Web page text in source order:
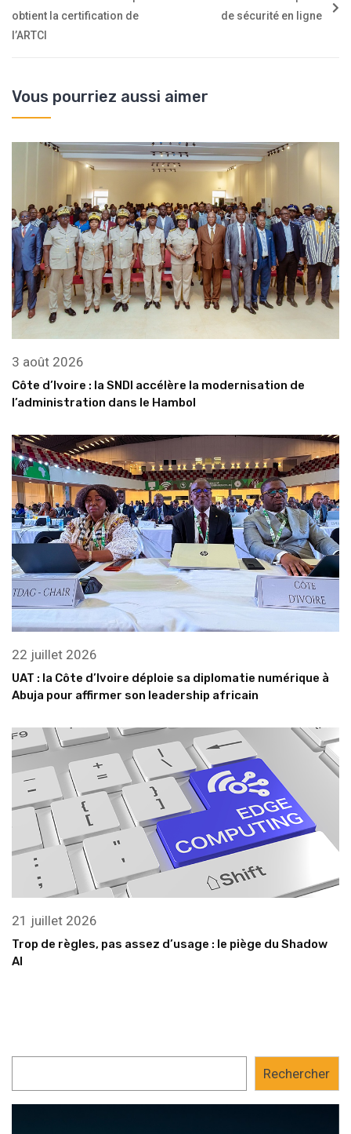
obtient la certification de
l’ARTCI
de sécurité en ligne
Vous pourriez aussi aimer
3 août 2026
Côte d’Ivoire : la SNDI accélère la modernisation de
l’administration dans le Hambol
22 juillet 2026
UAT : la Côte d’Ivoire déploie sa diplomatie numérique à
Abuja pour affirmer son leadership africain
21 juillet 2026
Trop de règles, pas assez d’usage : le piège du Shadow
AI
Rechercher